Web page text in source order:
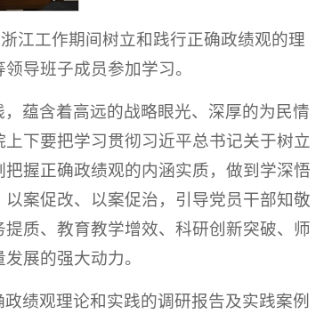
江工作期间树立和践行正确政绩观的理
导班子成员参加学习。
蕴含着高远的战略眼光、深厚的为民情
下要把学习贯彻习近平总书记关于树立
握正确政绩观的内涵实质，做到学深悟
案促改、以案促治，引导党员干部知敬
质、教育教学增效、科研创新突破、师
展的强大动力。
绩观理论和实践的调研报告及实践案例